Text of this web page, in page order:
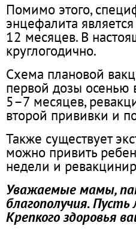
Помимо этого,
энцефалита
12 месяцев. В
круглогодично.
Схема плановой
первой дозы осенью
5–7 месяцев,
второй прививки и
Также существует
можно привить
недели и
Уважаемые мамы,
благополучия.
Крепкого здоровья